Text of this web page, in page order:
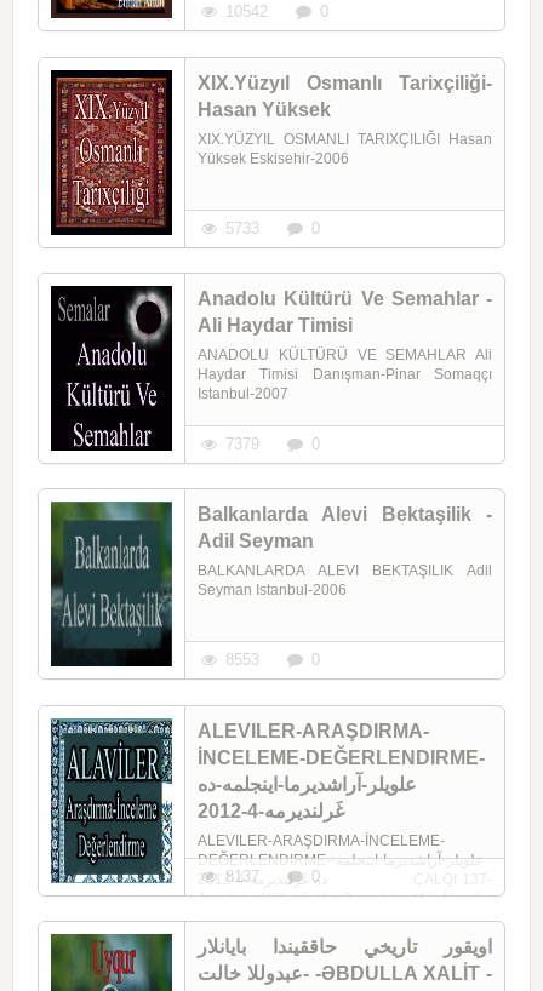
10542 0
XIX.Yüzyıl Osmanlı Tarixçiliği-
Hasan Yüksek
XIX.YÜZYIL OSMANLI TARIXÇILIĞI Hasan
Yüksek Eskisehir-2006
5733 0
Anadolu Kültürü Ve Semahlar -
Ali Haydar Timisi
ANADOLU KÜLTÜRÜ VE SEMAHLAR Ali
Haydar Timisi Danışman-Pinar Somaqçı
Istanbul-2007
7379 0
Balkanlarda Alevi Bektaşilik -
Adil Seyman
BALKANLARDA ALEVI BEKTAŞILIK Adil
Seyman Istanbul-2006
8553 0
ALEVILER-ARAŞDIRMA-
İNCELEME-DEĞERLENDIRME-
علويلر-آراشديرما-اينجلمه-ده
غَرلنديرمه-4-2012
ALEVILER-ARAŞDIRMA-İNCELEME-
DEĞERLENDIRME-علويلر-آراشديرما-اينجلمه-
ده غَرلنديرمه-4-2012 ÇALQI 137-
Anadolu Kültürü Ve Semahlar (Ali Haydar
Timisi) (Istanbul-2007) 0350-Ələvi ...
8137 0
اويقور تاريخي حاققيندا بايانلار
-عبدوللا خالت -ƏBDULLA XALİT -